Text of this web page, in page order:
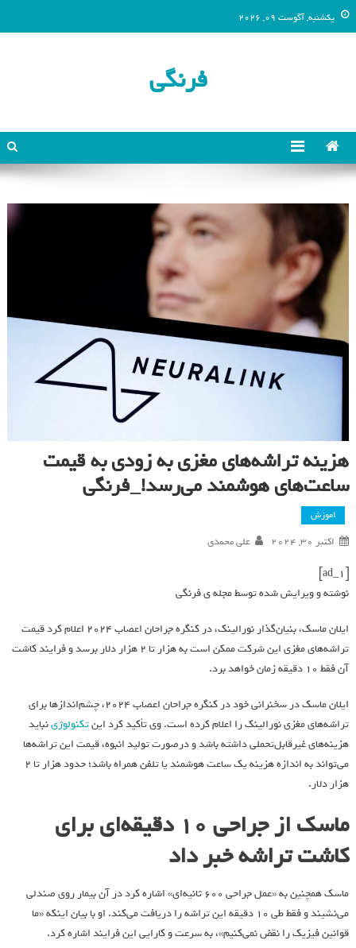
یکشنبه, آگوست 09, 2026
فرنگی
هزینه تراشه‌های مغزی به زودی به قیمت
ساعت‌های هوشمند می‌رسد!_فرنگی
اموزش
اکتبر 30, 2024 علی محمدی
[ad_1]
نوشته و ویرایش شده توسط مجله ی فرنگی
ایلان ماسک، بنیان‌گذار نورالینک، در کنگره جراحان اعصاب ۲۰۲۴ اعلام کرد قیمت
تراشه‌های مغزی این شرکت ممکن است به هزار تا 2 هزار دلار برسد و فرایند کاشت
آن فقط ۱۰ دقیقه زمان خواهد برد.
ایلان ماسک در سخنرانی خود در کنگره جراحان اعصاب ۲۰۲۴، چشم‌اندازها برای
تراشه‌های مغزی نورالینک را اعلام کرده است. وی تأکید کرد اینتکنولوژینباید
هزینه‌های غیرقابل‌تحملی داشته باشد و درصورت تولید انبوه، قیمت این تراشه‌ها
می‌تواند به اندازه هزینه یک ساعت هوشمند یا تلفن همراه باشد؛ حدود هزار تا 2
هزار دلار.
ماسک از جراحی ۱۰ دقیقه‌ای برای
کاشت تراشه خبر داد
ماسک همچنین به «عمل جراحی ۶۰۰ ثانیه‌ای» اشاره کرد در آن بیمار روی صندلی
می‌نشیند و فقط طی ۱۰ دقیقه این تراشه را دریافت می‌کند. او با بیان اینکه «ما
قوانین فیزیک را نقض نمی‌کنیم»، به‌ سرعت و کارایی این فرایند اشاره کرد.